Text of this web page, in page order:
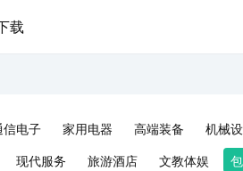
载
信电子 家用电器 高端装备 机械
现代服务 旅游酒店 文教体娱